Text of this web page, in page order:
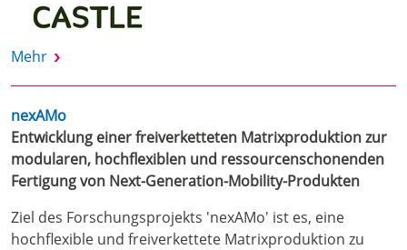
Mehr
nexAMo
Entwicklung einer freiverketteten Matrixproduktion zur
modularen, hochflexiblen und ressourcenschonenden
Fertigung von Next-Generation-Mobility-Produkten
Ziel des Forschungsprojekts 'nexAMo' ist es, eine
hochflexible und freiverkettete Matrixproduktion zu